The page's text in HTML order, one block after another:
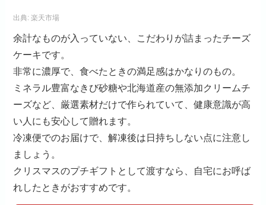
出典:楽天市場
余計なものが入っていない、こだわりが詰まったチーズ
ケーキです。
非常に濃厚で、食べたときの満足感はかなりのもの。
ミネラル豊富なきび砂糖や北海道産の無添加クリームチ
ーズなど、厳選素材だけで作られていて、健康意識が高
い人にも安心して贈れます。
冷凍便でのお届けで、解凍後は日持ちしない点に注意し
ましょう。
クリスマスのプチギフトとして渡すなら、自宅にお呼ば
れしたときがおすすめです。